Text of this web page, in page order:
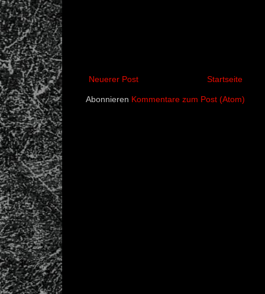
Neuerer Post Startseite
Abonnieren Kommentare zum Post (Atom)